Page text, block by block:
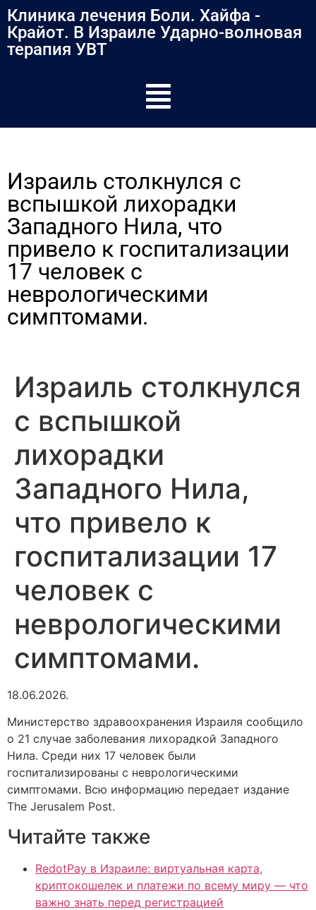
содержимому
Клиника лечения Боли. Хайфа -
Крайот. В Израиле Ударно-волновая
терапия УВТ
Израиль столкнулся с
вспышкой лихорадки
Западного Нила, что
привело к госпитализации
17 человек с
неврологическими
симптомами.
Израиль столкнулся
с вспышкой
лихорадки
Западного Нила,
что привело к
госпитализации 17
человек с
неврологическими
симптомами.
18.06.2026.
Министерство здравоохранения Израиля сообщило
о 21 случае заболевания лихорадкой Западного
Нила. Среди них 17 человек были
госпитализированы с неврологическими
симптомами. Всю информацию передает издание
The Jerusalem Post.
Читайте также
RedotPay в Израиле: виртуальная карта,
криптокошелек и платежи по всему миру — что
важно знать перед регистрацией